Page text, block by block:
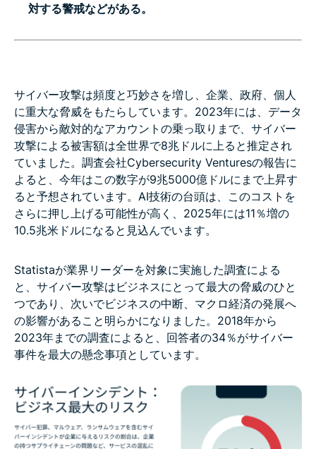
対する警戒などがある。
サイバー攻撃は頻度と巧妙さを増し、企業、政府、個人
に重大な脅威をもたらしています。2023年には、データ
侵害から敵対的なアカウントの乗っ取りまで、サイバー
攻撃による被害額は全世界で8兆ドルに上ると推定され
ていました。調査会社Cybersecurity Venturesの報告に
よると、今年はこの数字が9兆5000億ドルにまで上昇す
ると予想されています。AI技術の台頭は、このコストを
さらに押し上げる可能性が高く、2025年には11％増の
10.5兆米ドルになると見込んでいます。
Statistaが業界リーダーを対象に実施した調査による
と、サイバー攻撃はビジネスにとって最大の脅威のひと
つであり、次いでビジネスの中断、マクロ経済の発展へ
の影響があること明らかになりました。2018年から
2023年までの調査によると、回答者の34％がサイバー
事件を最大の懸念事項としています。